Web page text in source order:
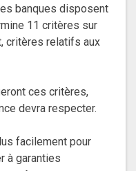
banques disposent
11 critères sur
critères relatifs aux
ces critères,
devra respecter.
facilement pour
à garanties